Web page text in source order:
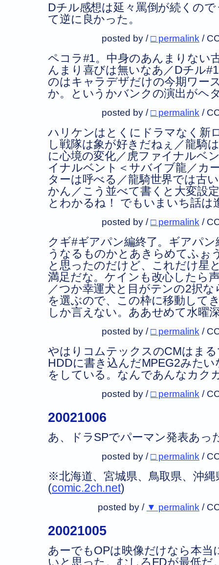
Dチル感想は延々罵倒が続くの
て逆に良かった。
posted by /□ permalink /
ペコラ#1。中身のあんまりない
んまり喜びは無いなあ／Dチル
のはキャラデザだけの今期ワー
か。というかバンクの演出がヘ
posted by /□ permalink /
ハリケンはとくにドラマなく新
し戦隊は象が好きだねぇ／龍騎
に心境の変化／虎ファイナルベ
イナルベント＜サバイブ龍／カ
ターは呼べる／龍騎世界では古
かん／こう並べて書くと大変設
とわかるね！ でもいまいち話
posted by /□ permalink /
クギ#ギアパン編終了。ギアパ
うなるものかとあきらめてふぉ
と思ったのだけど、これだけ星
満足だな。ケインも改心したら
／つか幸運犬と目がテンの2択
を選ぶので、この枠に移動して
しか言えない。ああせめて水曜
posted by /□ permalink /
やはりコムテックスのCMはま
HDDに書き込んだMPEG2みた
をしている。なんであんなカク
posted by /□ permalink /
20021006
あ、ドラSPでパーマン発表あっ
posted by /□ permalink /
※北海道、宮城県、鳥取県、沖縄
(comic.2ch.net)
posted by / ▼ permalink /
20021005
あーでもOPは映像だけなら本当
いと思った。むしろEDが最低だ